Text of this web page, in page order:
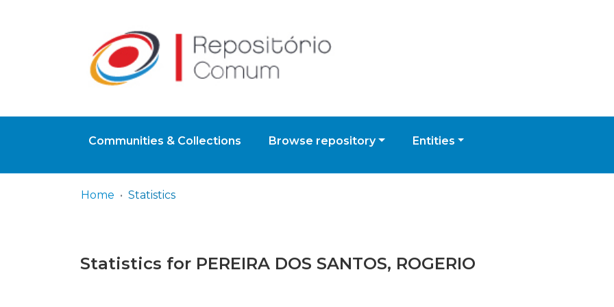
Communities & Collections Browse repository Entities
Home Statistics
Statistics for PEREIRA DOS SANTOS, ROGERIO